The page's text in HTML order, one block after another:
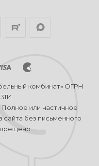
комбинат» ОГРН
или частичное
без письменного